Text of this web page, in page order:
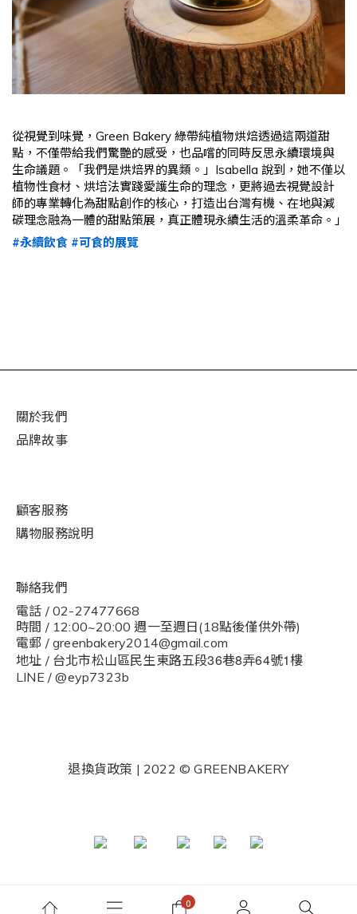
從視覺到味覺，Green Bakery 綠帶純植物烘焙透過這兩道甜
點，不僅帶給我們驚艷的感受，也品嚐的同時反思永續環境與
生命議題。「我們是烘焙界的異類。」Isabella 說到，她不僅以
植物性食材、烘培法實踐愛護生命的理念，更將過去視覺設計
師的專業轉化為甜點創作的核心，打造出台灣有機、在地與減
碳理念融為一體的甜點策展，真正體現永續生活的溫柔革命。｣
#永續飲食 #可食的展覽
關於我們
品牌故事
顧客服務
購物服務說明
聯絡我們
電話 / 02-27477668
時間 / 12:00~20:00 週一至週日(18點後僅供外帶)
電郵 / greenbakery2014@gmail.com
地址 / 台北市松山區民生東路五段36巷8弄64號1 樓
LINE / @eyp7323b
退換貨政策 | 2022 © GREENBAKERY